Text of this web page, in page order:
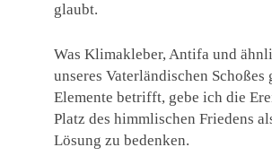
glaubt.
Was Klimakleber, Antifa und
unseres Vaterländischen Schoßes
Elemente betrifft, gebe ich die
Platz des himmlischen Friedens
Lösung zu bedenken.